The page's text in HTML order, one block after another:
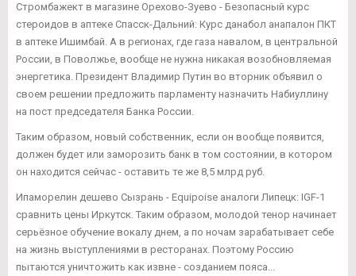
Стромбажект в магазине Орехово-Зуево - Безопасный курс
стероидов в аптеке Спасск-Дальний: Курс данабол анапалон ПКТ
в аптеке Ишимбай. А в регионах, где газа навалом, в центральной
России, в Поволжье, вообще не нужна никакая возобновляемая
энергетика. Президент Владимир Путин во вторник объявил о
своем решении предложить парламенту назначить Набиуллину
на пост председателя Банка России.
Таким образом, новый собственник, если он вообще появится,
должен будет или заморозить банк в том состоянии, в котором
он находится сейчас - оставить те же 8,5 млрд руб.
Ипаморелин дешево Сызрань - Equipoise аналоги Липецк: IGF-1
сравнить цены Иркутск. Таким образом, молодой тенор начинает
серьёзное обучение вокалу днем, а по ночам зарабатывает себе
на жизнь выступлениями в ресторанах. Поэтому Россию
пытаются уничтожить как извне - созданием пояса...